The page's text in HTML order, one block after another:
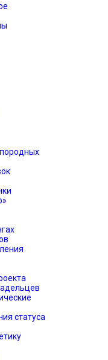
статуса